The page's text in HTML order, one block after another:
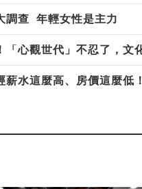
調查 年輕女性是主力
薪水這麼高、房價這麼低！